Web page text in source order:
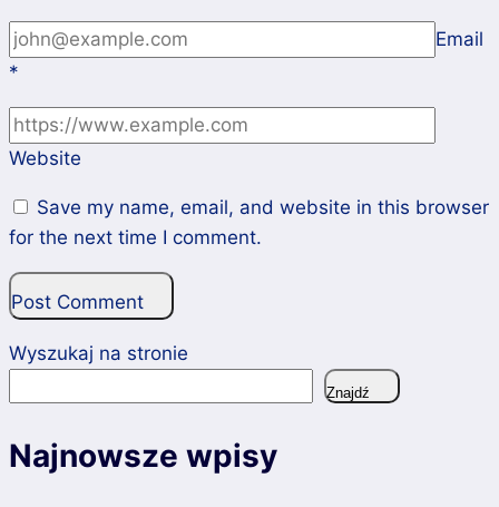
Email
*
Website
Save my name, email, and website in this browser
for the next time I comment.
Wyszukaj na stronie
Znajdź
Najnowsze wpisy